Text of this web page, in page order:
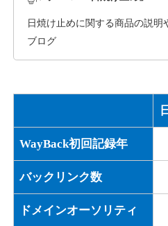
詳細を
10,800円
詳細を見
ジャンルその他
40
10,800円 入札 0件
日焼け止めに関する商品の説明
ブログ
WayBack初回記録年
バックリンク数
ドメインオーソリティ